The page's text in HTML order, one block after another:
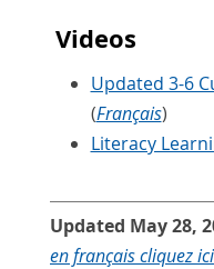
Videos
Updated 3-6
(Français)
Literacy
Updated May 28,
en français cliquez ici